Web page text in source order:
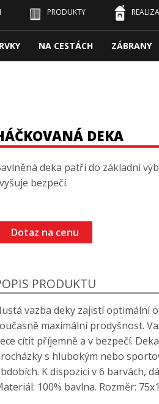
PRODUKTY
NA CESTÁCH ZÁBRANY
DEKA
deka patří do základní
bezpečí.
Dotaz na cenu
PRODUKTU
vazba deky zajistí optimální
maximální prodyšnost.
cítit příjemně a v bezpečí.
s hlubokým nebo
K dispozici v 6 barvách,
100% bavlna. Rozměr: